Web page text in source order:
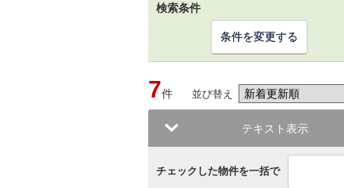
検索条件
条件を変更する
7件 並び替え
テキスト表示
チェックした物件を一括で